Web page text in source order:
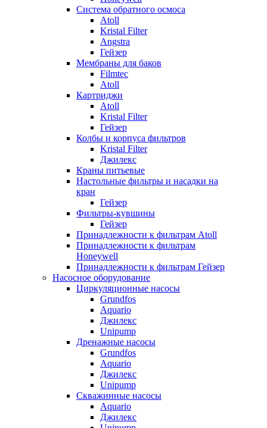
Система обратного осмоса
Atoll
Kristal Filter
Angstra
Гейзер
Мембраны для баков
Filmtec
Atoll
Картриджи
Atoll
Kristal Filter
Гейзер
Колбы и корпуса фильтров
Kristal Filter
Джилекс
Краны питьевые
Настольные фильтры и насадки на
кран
Гейзер
Фильтры-кувшины
Гейзер
Принадлежности к фильтрам Atoll
Принадлежности к фильтрам
Honeywell
Принадлежности к фильтрам Гейзер
Насосное оборудование
Циркуляционные насосы
Grundfos
Aquario
Джилекс
Unipump
Дренажные насосы
Grundfos
Aquario
Джилекс
Unipump
Скважинные насосы
Aquario
Джилекс